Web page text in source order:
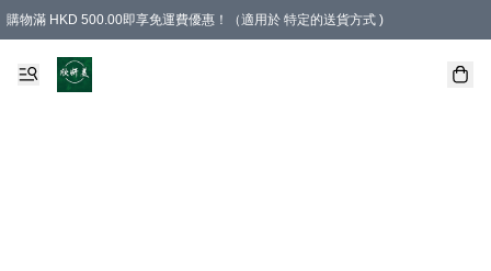
購物滿 HKD 500.00即享免運費優惠！（適用於 特定的送貨方式 )